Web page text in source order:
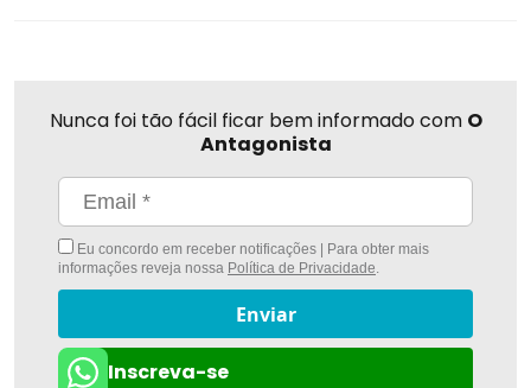
Nunca foi tão fácil ficar bem informado com O
Antagonista
Eu concordo em receber notificações | Para obter mais
informações reveja nossa Política de Privacidade.
Enviar
Inscreva-se